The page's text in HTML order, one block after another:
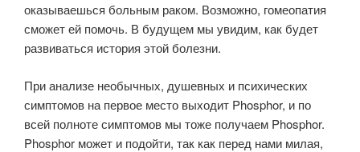
оказываешься больным раком. Возможно, гомеопатия
сможет ей помочь. В будущем мы увидим, как будет
развиваться история этой болезни.
При анализе необычных, душевных и психических
симптомов на первое место выходит Phosphor, и по
всей полноте симптомов мы тоже получаем Phosphor.
Phosphor может и подойти, так как перед нами милая,